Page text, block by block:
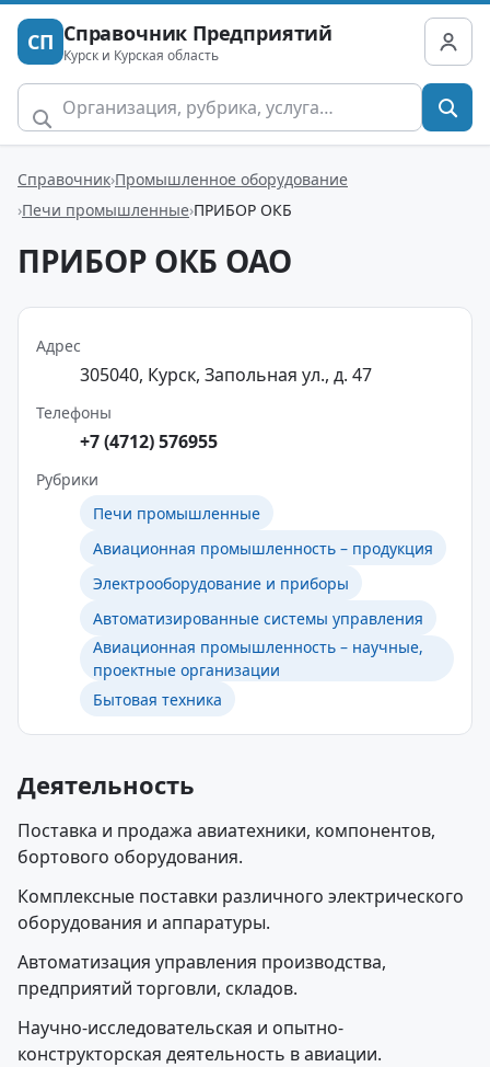
СП Справочник Предприятий
Курск и Курская область
Справочник Промышленное оборудование
Печи промышленные ПРИБОР ОКБ
ПРИБОР ОКБ ОАО
Адрес
305040, Курск, Запольная ул., д. 47
Телефоны
+7 (4712) 576955
Рубрики
Печи промышленные
Авиационная промышленность – продукция
Электрооборудование и приборы
Автоматизированные системы управления
Авиационная промышленность – научные,
проектные организации
Бытовая техника
Деятельность
Поставка и продажа авиатехники, компонентов,
бортового оборудования.
Комплексные поставки различного электрического
оборудования и аппаратуры.
Автоматизация управления производства,
предприятий торговли, складов.
Научно-исследовательская и опытно-
конструкторская деятельность в авиации.